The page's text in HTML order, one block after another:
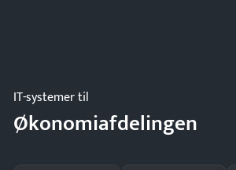
IT-systemer til
Økonomiafdelingen